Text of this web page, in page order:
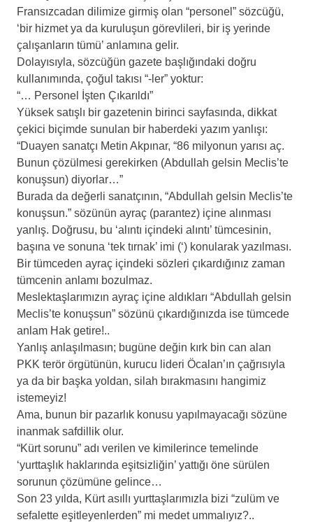
Fransızcadan dilimize girmiş olan “personel” sözcüğü,
‘bir hizmet ya da kuruluşun görevlileri, bir iş yerinde
çalışanların tümü’ anlamına gelir.
Dolayısıyla, sözcüğün gazete başlığındaki doğru
kullanımında, çoğul takısı “-ler” yoktur:
“… Personel İşten Çıkarıldı”
Yüksek satışlı bir gazetenin birinci sayfasında, dikkat
çekici biçimde sunulan bir haberdeki yazım yanlışı:
“Duayen sanatçı Metin Akpınar, “86 milyonun yarısı aç.
Bunun çözülmesi gerekirken (Abdullah gelsin Meclis’te
konuşsun) diyorlar…”
Burada da değerli sanatçının, “Abdullah gelsin Meclis’te
konuşsun.” sözünün ayraç (parantez) içine alınması
yanlış. Doğrusu, bu ‘alıntı içindeki alıntı’ tümcesinin,
başına ve sonuna ‘tek tırnak’ imi (‘) konularak yazılması.
Bir tümceden ayraç içindeki sözleri çıkardığınız zaman
tümcenin anlamı bozulmaz.
Meslektaşlarımızın ayraç içine aldıkları “Abdullah gelsin
Meclis’te konuşsun” sözünü çıkardığınızda ise tümcede
anlam Hak getire!..
Yanlış anlaşılmasın; bugüne değin kırk bin can alan
PKK terör örgütünün, kurucu lideri Öcalan’ın çağrısıyla
ya da bir başka yoldan, silah bırakmasını hangimiz
istemeyiz!
Ama, bunun bir pazarlık konusu yapılmayacağı sözüne
inanmak safdillik olur.
“Kürt sorunu” adı verilen ve kimilerince temelinde
‘yurttaşlık haklarında eşitsizliğin’ yattığı öne sürülen
sorunun çözümüne gelince…
Son 23 yılda, Kürt asıllı yurttaşlarımızla bizi “zulüm ve
sefalette eşitleyenlerden” mi medet ummalıyız?..